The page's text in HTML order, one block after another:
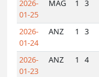
2026-
01-25
MAG 1 3
2026-
01-24
ANZ 1 3
2026-
01-23
ANZ 1 4